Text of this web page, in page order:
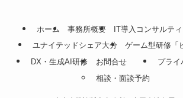
ホーム 事務所概要
IT導入コンサルテ
ユナイテッドシェア大分
ゲーム型研修「
DX・生成AI研修
お問合せ
相談・面談予約
プライ